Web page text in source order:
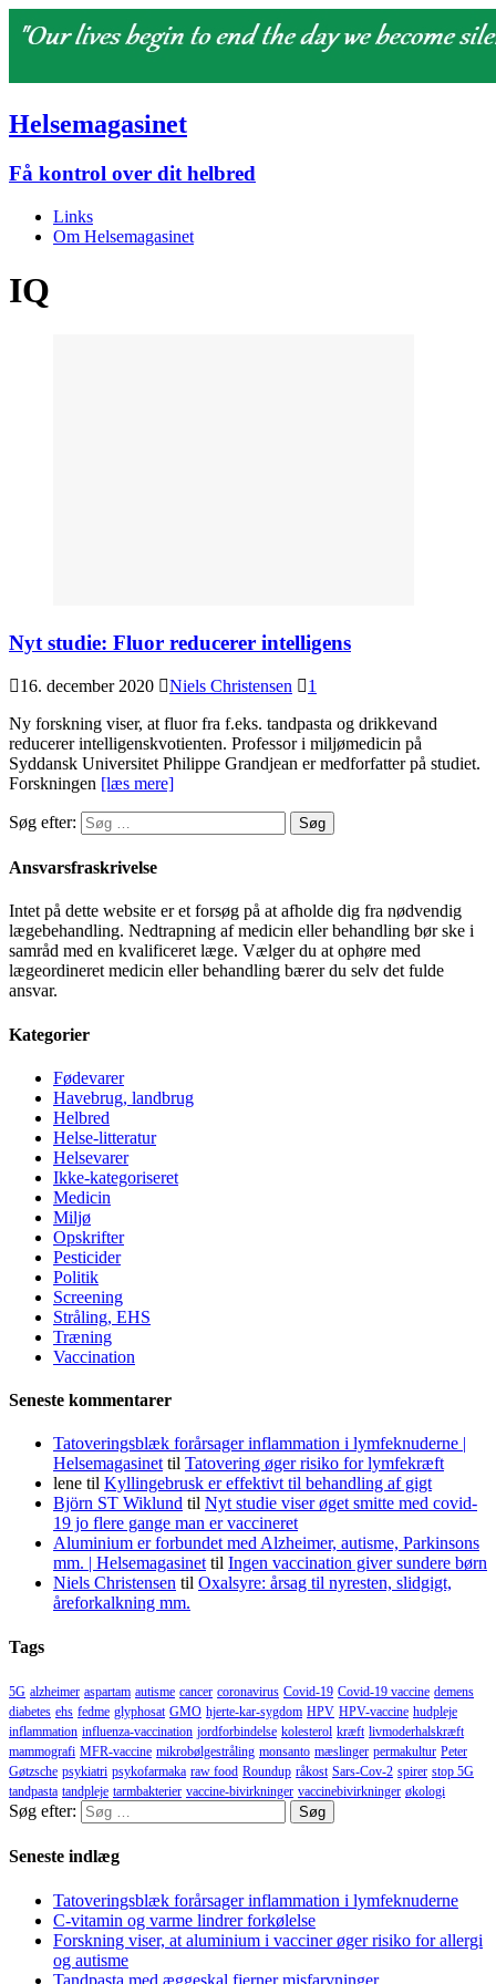
Helsemagasinet
Få kontrol over dit helbred
Links
Om Helsemagasinet
IQ
Nyt studie: Fluor reducerer intelligens
16. december 2020 Niels Christensen
1
Ny forskning viser, at fluor fra f.eks. tandpasta og drikkevand
reducerer intelligenskvotienten. Professor i miljømedicin på
Syddansk Universitet Philippe Grandjean er medforfatter på studiet.
Forskningen [læs mere]
Søg efter:
Ansvarsfraskrivelse
Intet på dette website er et forsøg på at afholde dig fra nødvendig
lægebehandling. Nedtrapning af medicin eller behandling bør ske i
samråd med en kvalificeret læge. Vælger du at ophøre med
lægeordineret medicin eller behandling bærer du selv det fulde
ansvar.
Kategorier
Fødevarer
Havebrug, landbrug
Helbred
Helse-litteratur
Helsevarer
Ikke-kategoriseret
Medicin
Miljø
Opskrifter
Pesticider
Politik
Screening
Stråling, EHS
Træning
Vaccination
Seneste kommentarer
Tatoveringsblæk forårsager inflammation i lymfeknuderne |
Helsemagasinettil Tatovering øger risiko for lymfekræft
lene til Kyllingebrusk er effektivt til behandling af gigt
Björn ST Wiklund til Nyt studie viser øget smitte med covid-
19 jo flere gange man er vaccineret
Aluminium er forbundet med Alzheimer, autisme, Parkinsons
mm. | Helsemagasinettil Ingen vaccination giver sundere børn
Niels Christensen til Oxalsyre: årsag til nyresten, slidgigt,
åreforkalkning mm.
Tags
5G alzheimer aspartam autisme cancer coronavirus Covid-19 Covid-19 vaccine demens
diabetes ehs fedme glyphosat GMO hjerte-kar-sygdom HPV HPV-vaccine hudpleje
inflammation influenza-vaccination jordforbindelse kolesterol kræft livmoderhalskræft
mammografi MFR-vaccine mikrobølgestråling monsanto mæslinger permakultur Peter
Gøtzsche psykiatri psykofarmaka raw food Roundup råkost Sars-Cov-2 spirer stop 5G
tandpasta tandpleje tarmbakterier vaccine-bivirkninger vaccinebivirkninger økologi
Søg efter:
Seneste indlæg
Tatoveringsblæk forårsager inflammation i lymfeknuderne
C-vitamin og varme lindrer forkølelse
Forskning viser, at aluminium i vacciner øger risiko for allergi
og autisme
Tandpasta med æggeskal fjerner misfarvninger